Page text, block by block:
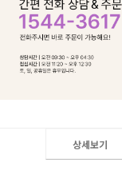
상세보기